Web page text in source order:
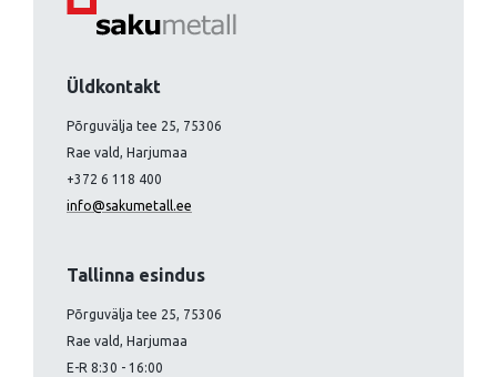
Üldkontakt
Põrguvälja tee 25, 75306
Rae vald, Harjumaa
+372 6 118 400
info@sakumetall.ee
Tallinna esindus
Põrguvälja tee 25, 75306
Rae vald, Harjumaa
E-R 8:30 - 16:00